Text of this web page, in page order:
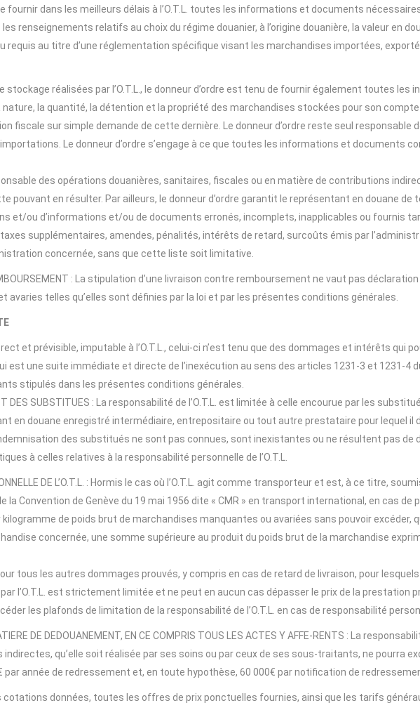
fournir dans les meilleurs délais à l’O.T.L. toutes les informations et documents
renseignements relatifs au choix du régime douanier, à l’origine douanière, la valeur en
requis au titre d’une réglementation spécifique visant les marchandises importées,
stockage réalisées par l’O.T.L., le donneur d’ordre est tenu de fournir également toutes
nature, la quantité, la détention et la propriété des marchandises stockées pour son
fiscale sur simple demande de cette dernière. Le donneur d’ordre reste seul responsable
Le donneur d’ordre s’engage à ce que toutes les informations et documents
des opérations douanières, sanitaires, fiscales ou en matière de contributions
pouvant en résulter. Par ailleurs, le donneur d’ordre garantit le représentant en douane
et/ou d’informations et/ou de documents erronés, incomplets, inapplicables ou fournis
supplémentaires, amendes, pénalités, intérêts de retard, surcoûts émis par
concernée, sans que cette liste soit limitative.
: La stipulation d’une livraison contre remboursement ne vaut pas
avaries telles qu’elles sont définies par la loi et par les présentes conditions générales.
et prévisible, imputable à l’O.T.L., celui-ci n’est tenu que des dommages et intérêts qui
est une suite immédiate et directe de l’inexécution au sens des articles 1231-3 et 1231-4
stipulés dans les présentes conditions générales.
DES SUBSTITUES : La responsabilité de l’O.T.L. est limitée à celle encourue par les
en douane enregistré intermédiaire, entrepositaire ou tout autre prestataire pour lequel il
des substitués ne sont pas connues, sont inexistantes ou ne résultent pas
à celles relatives à la responsabilité personnelle de l’O.T.L.
DE L’O.T.L. : Hormis le cas où l’O.T.L. agit comme transporteur et est, à ce titre,
Convention de Genève du 19 mai 1956 dite « CMR » en transport international, en cas de
de poids brut de marchandises manquantes ou avariées sans pouvoir excéder,
concernée, une somme supérieure au produit du poids brut de la marchandise
tous les autres dommages prouvés, y compris en cas de retard de livraison, pour
l’O.T.L. est strictement limitée et ne peut en aucun cas dépasser le prix de la prestation
les plafonds de limitation de la responsabilité de l’O.T.L. en cas de responsabilité
DE DEDOUANEMENT, EN CE COMPRIS TOUS LES ACTES Y AFFE-RENTS : La
qu’elle soit réalisée par ses soins ou par ceux de ses sous-traitants, ne pourra
par année de redressement et, en toute hypothèse, 60 000€ par notification de
cotations données, toutes les offres de prix ponctuelles fournies, ainsi que les tarifs